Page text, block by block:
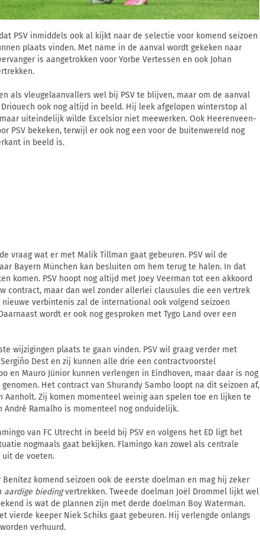
PSV inmiddels ook al kijkt naar de selectie voor komend seizoen
plaats vinden. Met name in de aanval wordt gekeken naar
is aangetrokken voor Yorbe Vertessen en ook Johan
als vleugelaanvallers wel bij PSV te blijven, maar om de aanval
ook nog altijd in beeld. Hij leek afgelopen winterstop al
uiteindelijk wilde Excelsior niet meewerken. Ook Heerenveen-
PSV bekeken, terwijl er ook nog een voor de buitenwereld nog
in beeld is.
vraag wat er met Malik Tillman gaat gebeuren. PSV wil de
Bayern München kan besluiten om hem terug te halen. In dat
komen. PSV hoopt nog altijd met Joey Veerman tot een akkoord
contract, maar dan wel zonder allerlei clausules die een vertrek
verbintenis zal de international ook volgend seizoen
wordt er ook nog gesproken met Tygo Land over een
wijzigingen plaats te gaan vinden. PSV wil graag verder met
Dest en zij kunnen alle drie een contractvoorstel
en Mauro Júnior kunnen verlengen in Eindhoven, maar daar is nog
Het contract van Shurandy Sambo loopt na dit seizoen af,
Aanholt. Zij komen momenteel weinig aan spelen toe en lijken te
André Ramalho is momenteel nog onduidelijk.
van FC Utrecht in beeld bij PSV en volgens het ED ligt het
nogmaals gaat bekijken. Flamingo kan zowel als centrale
de voeten.
komend seizoen ook de eerste doelman en mag hij zeker
aardige biedingvertrekken. Tweede doelman Joël Drommel lijkt wel
is wat de plannen zijn met derde doelman Boy Waterman.
vierde keeper Niek Schiks gaat gebeuren. Hij verlengde onlangs
verhuurd.